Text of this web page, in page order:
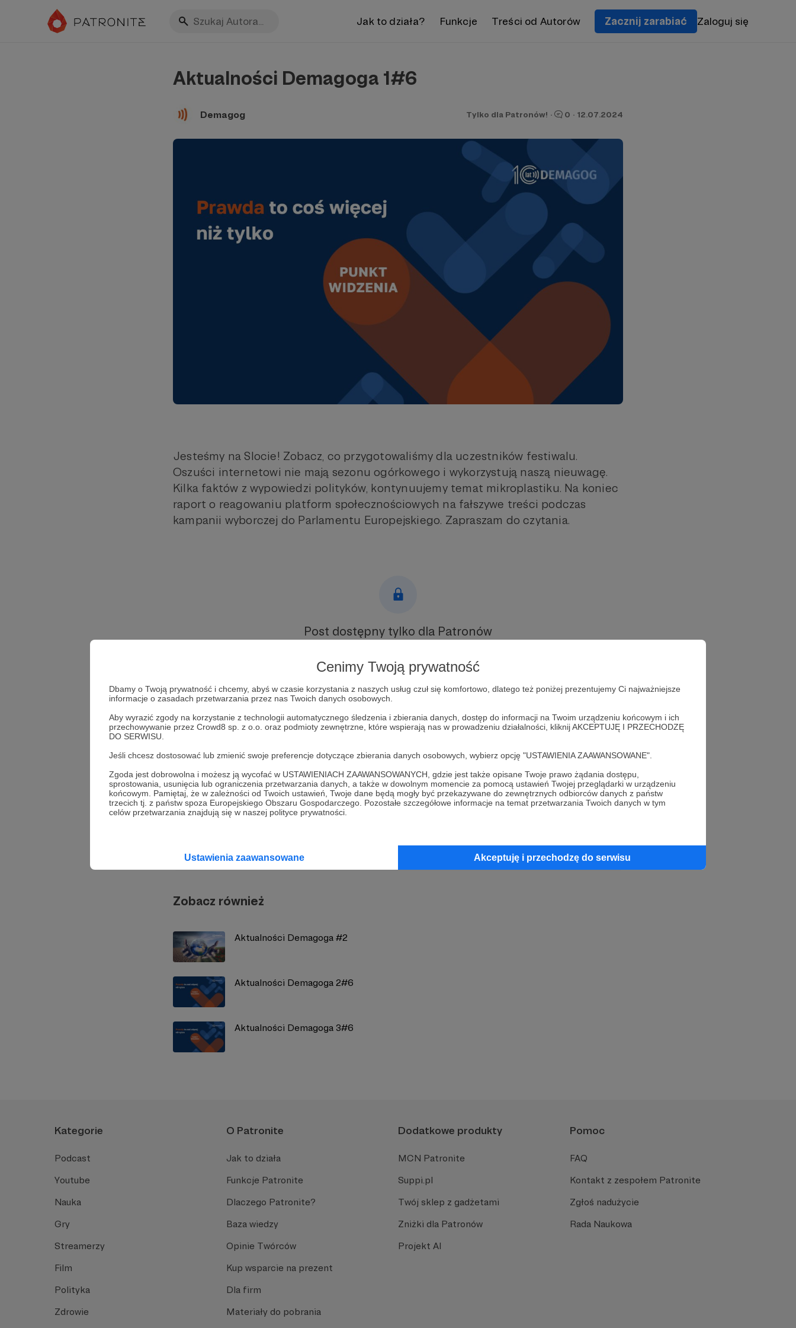
Cenimy Twoją prywatność
Dbamy o Twoją prywatność i chcemy, abyś w czasie korzystania z naszych usług czuł się komfortowo, dlatego też poniżej prezentujemy Ci najważniejsze
informacje o zasadach przetwarzania przez nas Twoich danych osobowych.
Aby wyrazić zgody na korzystanie z technologii automatycznego śledzenia i zbierania danych, dostęp do informacji na Twoim urządzeniu końcowym i ich
przechowywanie przez Crowd8 sp. z o.o. oraz podmioty zewnętrzne, które wspierają nas w prowadzeniu działalności, kliknij AKCEPTUJĘ I PRZECHODZĘ
DO SERWISU.
Jeśli chcesz dostosować lub zmienić swoje preferencje dotyczące zbierania danych osobowych, wybierz opcję "USTAWIENIA ZAAWANSOWANE".
Zgoda jest dobrowolna i możesz ją wycofać w USTAWIENIACH ZAAWANSOWANYCH, gdzie jest także opisane Twoje prawo żądania dostępu,
sprostowania, usunięcia lub ograniczenia przetwarzania danych, a także w dowolnym momencie za pomocą ustawień Twojej przeglądarki w urządzeniu
końcowym. Pamiętaj, że w zależności od Twoich ustawień, Twoje dane będą mogły być przekazywane do zewnętrznych odbiorców danych z państw
trzecich tj. z państw spoza Europejskiego Obszaru Gospodarczego. Pozostałe szczegółowe informacje na temat przetwarzania Twoich danych w tym
celów przetwarzania znajdują się w naszej polityce prywatności.
Ustawienia zaawansowane Akceptuję i przechodzę do serwisu
Jak to działa? Funkcje Treści od Autorów Zacznij zarabiać Zaloguj się
Aktualności Demagoga 1#6
Demagog Tylko dla Patronów! · 0 · 12.07.2024
Jesteśmy na Slocie! Zobacz, co przygotowaliśmy dla uczestników festiwalu.
Oszuści internetowi nie mają sezonu ogórkowego i wykorzystują naszą nieuwagę.
Kilka faktów z wypowiedzi polityków, kontynuujemy temat mikroplastiku. Na koniec
raport o reagowaniu platform społecznościowych na fałszywe treści podczas
kampanii wyborczej do Parlamentu Europejskiego. Zapraszam do czytania.
Post dostępny tylko dla Patronów
Zostań Patronem
Zaloguj się
festiwal demagog fakty scam
Udostępnij
Zobacz również
Aktualności Demagoga #2
Aktualności Demagoga 2#6
Aktualności Demagoga 3#6
Kategorie
Podcast
Youtube
Nauka
Gry
Streamerzy
Film
Polityka
Zdrowie
O Patronite
Jak to działa
Funkcje Patronite
Dlaczego Patronite?
Baza wiedzy
Opinie Twórców
Kup wsparcie na prezent
Dla firm
Materiały do pobrania
Dodatkowe produkty
MCN Patronite
Suppi.pl
Twój sklep z gadżetami
Zniżki dla Patronów
Projekt AI
Pomoc
FAQ
Kontakt z zespołem Patronite
Zgłoś nadużycie
Rada Naukowa